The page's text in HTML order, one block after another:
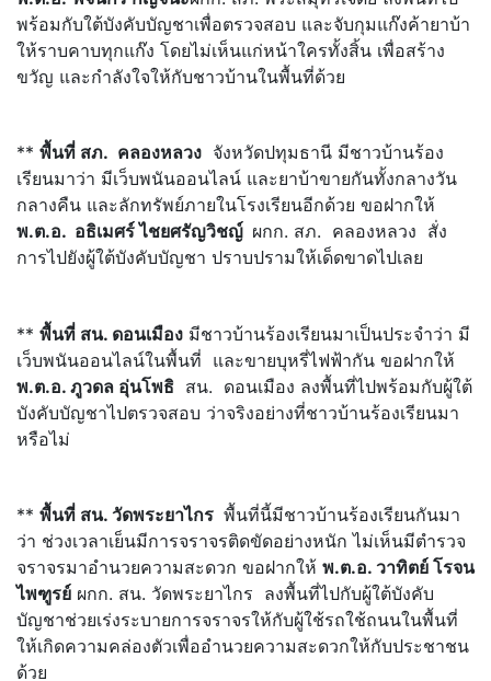
พร้อมกับใต้บังคับบัญชาเพื่อตรวจสอบ และจับกุมแก๊งค้ายาบ้า
ให้ราบคาบทุกแก๊ง โดยไม่เห็นแก่หน้าใครทั้งสิ้น เพื่อสร้าง
ขวัญ และกำลังใจให้กับชาวบ้านในพื้นที่ด้วย
** พื้นที่ สภ. คลองหลวง จังหวัดปทุมธานี มีชาวบ้านร้อง
เรียนมาว่า มีเว็บพนันออนไลน์ และยาบ้าขายกันทั้งกลางวัน
กลางคืน และลักทรัพย์ภายในโรงเรียนอีกด้วย ขอฝากให้
พ.ต.อ. อธิเมศร์ ไชยศรัญวิชญ์ ผกก. สภ. คลองหลวง สั่ง
การไปยังผู้ใต้บังคับบัญชา ปราบปรามให้เด็ดขาดไปเลย
** พื้นที่ สน. ดอนเมือง มีชาวบ้านร้องเรียนมาเป็นประจำว่า มี
เว็บพนันออนไลน์ในพื้นที่ และขายบุหรี่ไฟฟ้ากัน ขอฝากให้
พ.ต.อ. ภูวดล อุ่นโพธิ สน. ดอนเมือง ลงพื้นที่ไปพร้อมกับผู้ใต้
บังคับบัญชาไปตรวจสอบ ว่าจริงอย่างที่ชาวบ้านร้องเรียนมา
หรือไม่
** พื้นที่ สน. วัดพระยาไกร พื้นที่นี้มีชาวบ้านร้องเรียนกันมา
ว่า ช่วงเวลาเย็นมีการจราจรติดขัดอย่างหนัก ไม่เห็นมีตำรวจ
จราจรมาอำนวยความสะดวก ขอฝากให้ พ.ต.อ. วาทิตย์ โรจน
ไพฑูรย์ ผกก. สน. วัดพระยาไกร ลงพื้นที่ไปกับผู้ใต้บังคับ
บัญชาช่วยเร่งระบายการจราจรให้กับผู้ใช้รถใช้ถนนในพื้นที่
ให้เกิดความคล่องตัวเพื่ออำนวยความสะดวกให้กับประชาชน
ด้วย